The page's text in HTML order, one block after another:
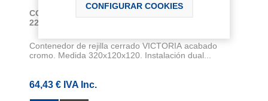
CONTENEDOR REJILLA 320 CERRADO VICTORIA
220
Contenedor de rejilla cerrado VICTORIA acabado
cromo. Medida 320x120x120. Instalación dual...
64,43 € IVA Inc.
CONFIGURAR COOKIES